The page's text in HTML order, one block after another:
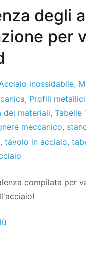
degli
per
inossidabile,
, Profili metallici
dei materiali, Tabelle
meccanico,
, tavolo in acciaio,
compilata per